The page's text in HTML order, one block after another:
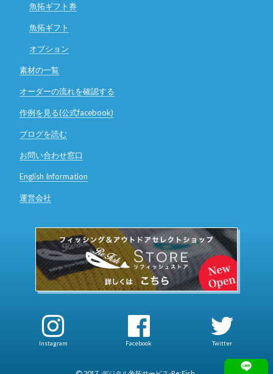
魚拓ギフト券
魚拓ギフト
オプション
素材の一覧
オーダーの流れを確認する
作例を見る(公式facebook)
ブログを読む
お問い合わせ窓口
English Information
運営会社
Instagram Facebook Twitter